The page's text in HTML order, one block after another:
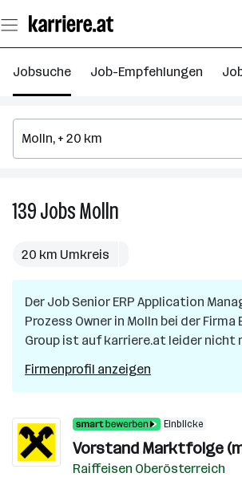
Seiteninhalt
springen
Jobsuche Job-Empfehlungen
139JobsMolln
20 km Umkreis
Der Job Senior ERP Application
Prozess Owner in Molln bei der Firma
Group ist auf karriere.at leider nicht
Firmenprofil anzeigen
Einblicke
Vorstand Marktfolge
Raiffeisen Oberösterreich